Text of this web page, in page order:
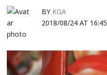
BY KGA
2018/08/24 AT 16:45